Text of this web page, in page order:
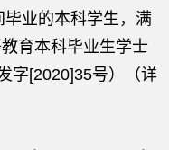
业的本科学生，满
育本科毕业生学士
字[2020]35号）（详